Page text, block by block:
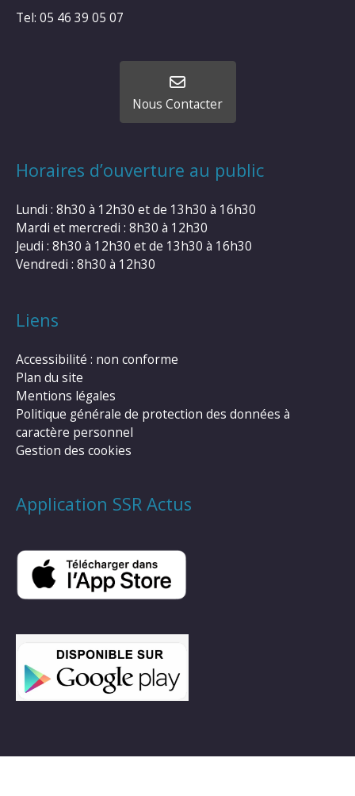
Tel: 05 46 39 05 07
Nous Contacter
Horaires d’ouverture au public
Lundi : 8h30 à 12h30 et de 13h30 à 16h30
Mardi et mercredi : 8h30 à 12h30
Jeudi : 8h30 à 12h30 et de 13h30 à 16h30
Vendredi : 8h30 à 12h30
Liens
Accessibilité : non conforme
Plan du site
Mentions légales
Politique générale de protection des données à
caractère personnel
Gestion des cookies
Application SSR Actus